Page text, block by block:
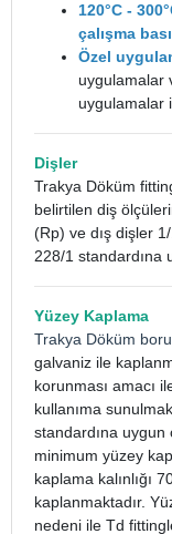
120°C -
çalışma
Özel
uygulamalar
uygulamalar
Dişler
Trakya Döküm
belirtilen diş
(Rp) ve dış dişler
228/1 standardına
Yüzey Kaplama
Trakya Döküm
galvaniz ile
korunması amacı
kullanıma
standardına uygun
minimum yüzey
kaplama kalınlığı
kaplanmaktadır.
nedeni ile Td